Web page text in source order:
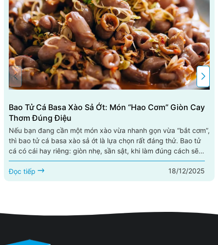
Bao Tử Cá Basa Xào Sả Ớt: Món “hao Cơm” Giòn Cay
Thơm Đúng Điệu
Nếu bạn đang cần một món xào vừa nhanh gọn vừa “bắt cơm”,
thì bao tử cá basa xào sả ớt là lựa chọn rất đáng thử. Bao tử
cá có cái hay riêng: giòn nhẹ, sần sật, khi làm đúng cách sẽ
sạch mùi, thấm vị, ăn hoài không ngán. Kết hợp với sả băm
thơm nồng và ớt cay the, món này lên đĩa là mùi thơm bốc lên
đã thấy đói. Bài viết này hướng dẫn bạn cách...
Đọc tiếp 18/12/2025